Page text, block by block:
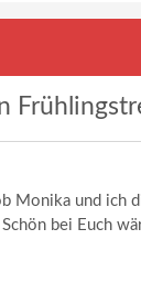
Monika und ich
bei Euch